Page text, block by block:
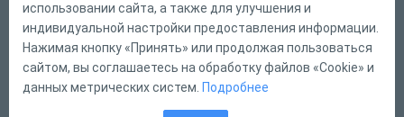
Русский
Справка
Форма обратной связи
использовании сайта, а также для улучшения и
индивидуальной настройки предоставления информации.
Нажимая кнопку «Принять» или продолжая пользоваться
сайтом, вы соглашаетесь на обработку файлов «Cookie» и
данных метрических систем. Подробнее